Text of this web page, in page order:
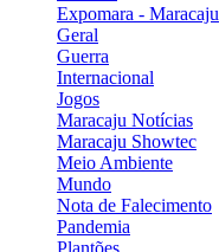
Expomara - Maracaju
Geral
Guerra
Internacional
Jogos
Maracaju Notícias
Maracaju Showtec
Meio Ambiente
Mundo
Nota de Falecimento
Pandemia
Plantões